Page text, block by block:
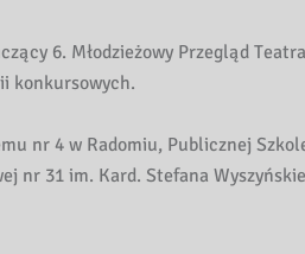
6. Młodzieżowy Przegląd
konkursowych.
nr 4 w Radomiu, Publicznej
nr 31 im. Kard. Stefana